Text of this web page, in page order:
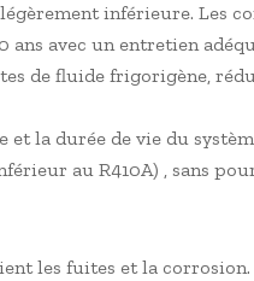
inférieure. Les
avec un entretien
de fluide frigorigène,
la durée de vie du
au R410A) , sans
les fuites et la